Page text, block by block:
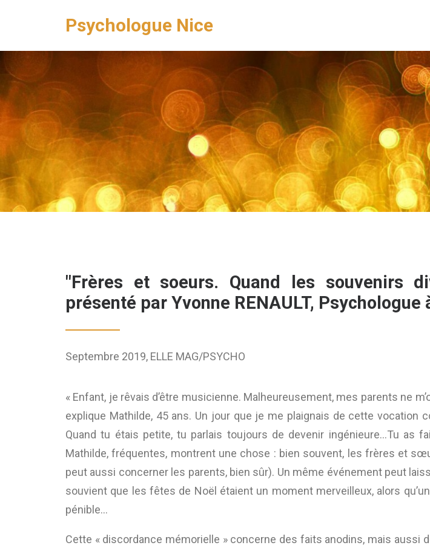
Psychologue Nice
"Frères et soeurs. Quand les souvenirs
présenté par Yvonne RENAULT, Psychologue
Septembre 2019, ELLE MAG/PSYCHO
« Enfant, je rêvais d’être musicienne. Ma lheureusement, mes parents ne
explique Mathilde, 45 ans. Un jour que je me plaignais de cette vocation
Quand tu étais petite, tu parlais toujours de devenir ingénieure…Tu as
Mathilde, fréquentes, montrent une chose : bien souvent, les frères et
peut aussi concerner les parents, bien sûr). Un même événement peut
souvient que les fêtes de Noël étaient un moment merveilleux, alors
pénible…
Cette « discordance mémorielle » concerne des faits anodins, mais aussi